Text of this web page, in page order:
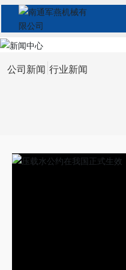
公司新闻 行业新闻